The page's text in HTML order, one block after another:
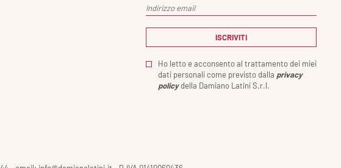
Ho letto e acconsento al trattamento dei miei
dati personali come previsto dalla privacy
policydella Damiano Latini S.r.l.